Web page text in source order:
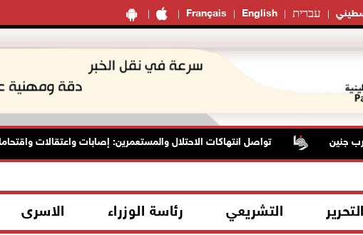
Français English עברית
تواصل انتهاكات الاحتلال والمستعمرين: إصابات واعتقالات واقتحامات
التشريعي رئاسة الوزراء الاسرى